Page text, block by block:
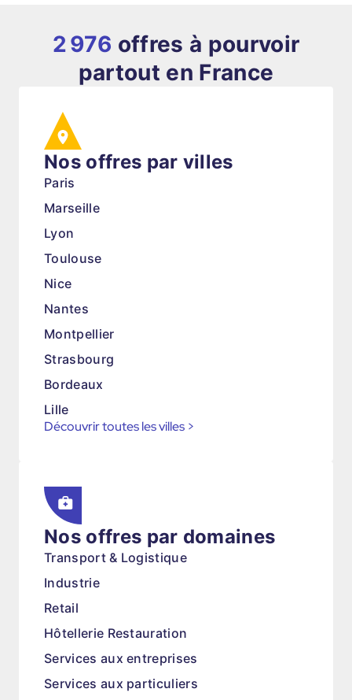
2 976 offres à pourvoir
partout en France
Nos offres par villes
Paris
Marseille
Lyon
Toulouse
Nice
Nantes
Montpellier
Strasbourg
Bordeaux
Lille
Découvrir toutes les villes >
Nos offres par domaines
Transport & Logistique
Industrie
Retail
Hôtellerie Restauration
Services aux entreprises
Services aux particuliers